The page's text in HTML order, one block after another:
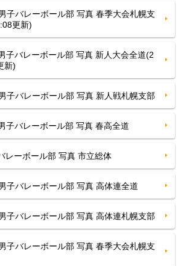
子バレーボール部 写真 春季大会札幌支
更新)
子バレーボール部 写真 新人大会全道(2
新)
子バレーボール部 写真 新人戦札幌支部
子バレーボール部 写真 春高全道
レーボール部 写真 市立総体
子バレーボール部 写真 高体連全道
子バレーボール部 写真 高体連札幌支部
子バレーボール部 写真 春季大会札幌支